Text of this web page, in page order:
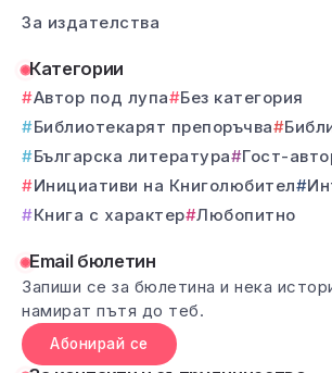
За издателства
Категории
Автор под лупа
Без категория
Библиотекарят препоръчва
Българска литература
Гост-
Инициативи на Книголюбител
Книга с характер Любопитно
Email бюлетин
Запиши се за бюлетина и нека
намират пътя до теб.
Абонирай се